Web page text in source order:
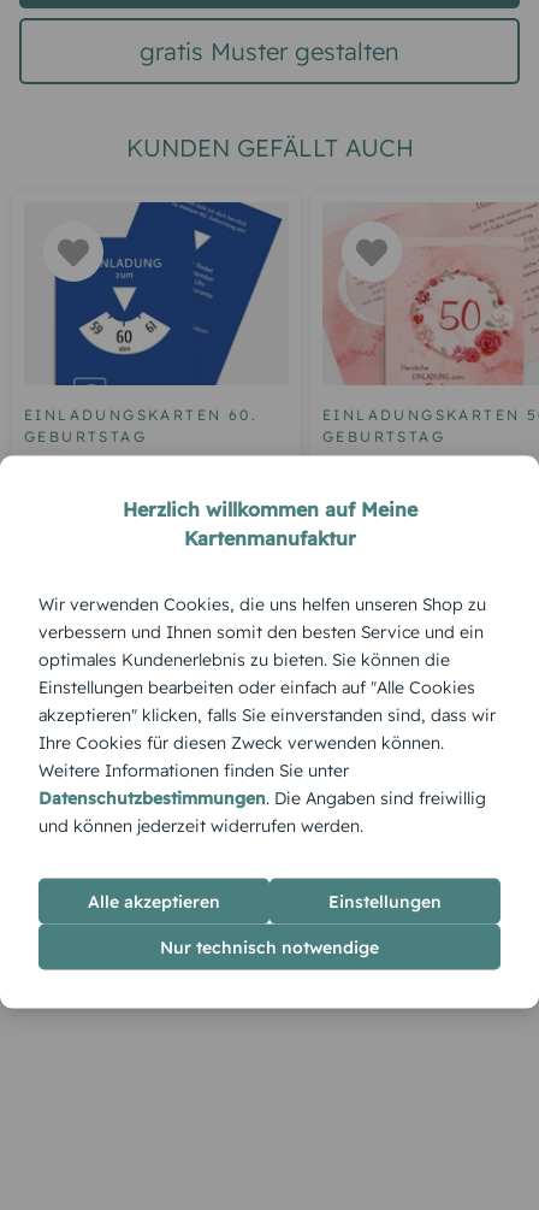
gratis Muster gestalten
KUNDEN GEFÄLLT AUCH
EINLADUNGSKARTEN 60.
GEBURTSTAG
Parkuhr 60
EINLADUNGSKARTEN
GEBURTSTAG
Geburtstag Aquarell
ÜBERBLICK:
Produktbeschreibung
Mit „Rahmenfreude“ steht das Menü im Mittelpunkt – stilvoll
eingerahmt, klar strukturiert und dabei offen für persönliche
Akzente und liebevolle Botschaften.
Herzlich willkommen auf Meine
Kartenmanufaktur
Wir verwenden Cookies, die uns helfen unseren Shop zu
verbessern und Ihnen somit den besten Service und ein
optimales Kundenerlebnis zu bieten. Sie können die
Einstellungen bearbeiten oder einfach auf "Alle Cookies
akzeptieren" klicken, falls Sie einverstanden sind, dass wir
Ihre Cookies für diesen Zweck verwenden können.
Weitere Informationen finden Sie unter
Datenschutzbestimmungen. Die Angaben sind freiwillig
und können jederzeit widerrufen werden.
Alle akzeptieren Einstellungen
Nur technisch notwendige